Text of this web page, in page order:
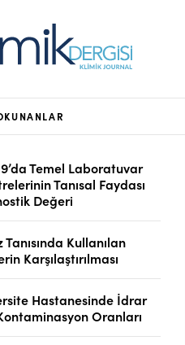
İlkesi
Süreci
Temel Laboratuvar
Tanısal Faydası
Değeri
Tanısında Kullanılan
Karşılaştırılması
Hastanesinde İdrar
Oranları